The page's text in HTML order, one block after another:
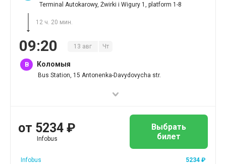
Terminal Autokarowy, Żwirki i Wigury 1, platform 1-8
12 ч. 20 мин.
09:20 13 авг Чт
B Коломыя
Bus Station, 15 Antonenka-Davydovycha str.
от 5234 ₽
Infobus
Выбрать
билет
Infobus 5234 ₽